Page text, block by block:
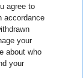
agree to
accordance
your
about who
your